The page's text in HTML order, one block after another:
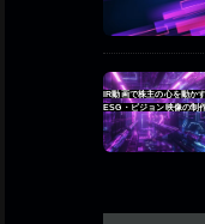
IR動画で株主の心を動か
ESG・ビジョン映像の制